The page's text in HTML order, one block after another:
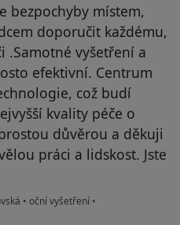
bezpochyby místem,
doporučit každému,
vyšetření a
efektivní. Centrum
což budí
kvality péče o
důvěrou a děkuji
práci a lidskost. Jste
• oční vyšetření •